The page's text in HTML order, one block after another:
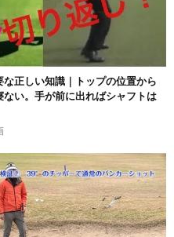
正しい知識｜トップの位置から
い。手が前に出ればシャフトは